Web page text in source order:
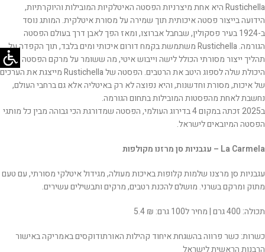
Rustichella היא אחת מיצרניות הפסטה האיטלקיות המובילות והיוקרתיות,
הידועה בייצור פסטה איכותית תוך שמירה על מסורת איטלקית. המותג נוסד
ב-1924 בעיר פסקולין, שבחבל אברוצו, ומאז הפך לאבן דרך בעולם הפסטה
הגורמה. Rustichella משתמשת בקמח דורום איכותי ומים בלבד, תוך הקפדה על
תהליך ייצור מסורתי הכולל לישה וייבוש איטי, מה ששומר על מרקם הפסטה ועל
היכולת שלה לספוג היטב את הרטבים. הפסטה של Rustichella מייצגת את הערכים
של איכות, מסורת וחדשנות, והיא נפוצה לא רק באיטליה אלא גם ברחבי העולם,
נחשבת לאחת מהפסטות המובילות בתחום הגורמה.
ב2025 זכתה במקום 4 בדירוג העולמי, הפסטה שמדורגת הכי גבוהה מבין כל מותגי
הפסטה המיובאים לישראל.
La Carmela – עגבניות סן מרזנו מקולפות
עגבניות סן מרצנו שלמות קלופות באיכות מעולה, מגידול איטלקי מסורתי, עם טעם
מתוק ומרקם בשרני. מושלם להכנת רטבים, מרקים ותבשילים עשירים.
תכולה: 400 גרם | מחיר ל100 גרם: ₪ 5.4
כשרות: כשר פרווה בהשגחת איחוד קהילות האורתודוקסים באמריקה באישור
הרבנות הראשית לישראל